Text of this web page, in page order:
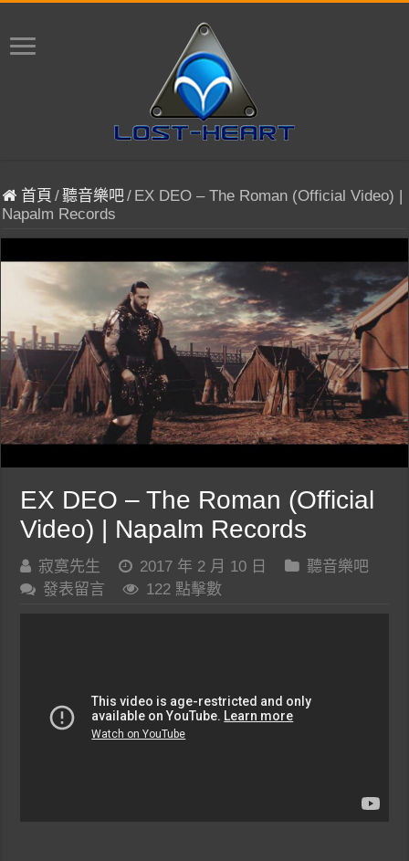
首頁 /聽音樂吧/ EX DEO – The Roman (Official Video) |
Napalm Records
EX DEO – The Roman (Official
Video) | Napalm Records
寂寞先生 2017 年 2 月 10 日
聽音樂吧
發表留言
122 點擊數